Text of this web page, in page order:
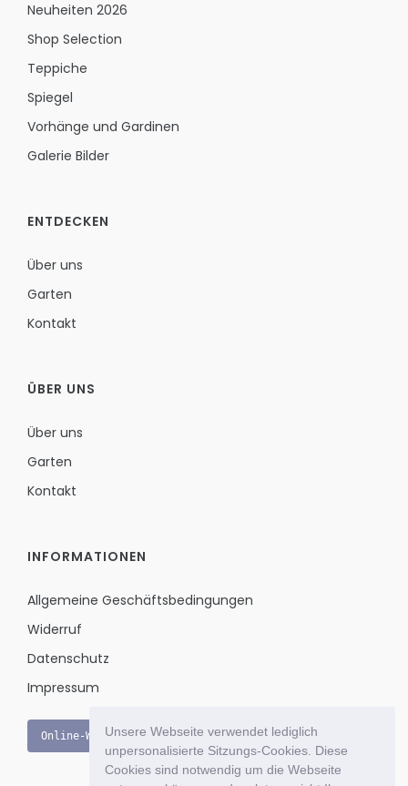
Unsere Webseite verwendet lediglich
unpersonalisierte Sitzungs-Cookies. Diese
Cookies sind notwendig um die Webseite
Neuheiten 2026
Shop Selection
Teppiche
Spiegel
Vorhänge und Gardinen
Galerie Bilder
ENTDECKEN
Über uns
Garten
Kontakt
ÜBER UNS
Über uns
Garten
Kontakt
INFORMATIONEN
Allgemeine Geschäftsbedingungen
Widerruf
Datenschutz
Impressum
Online-Widerruf